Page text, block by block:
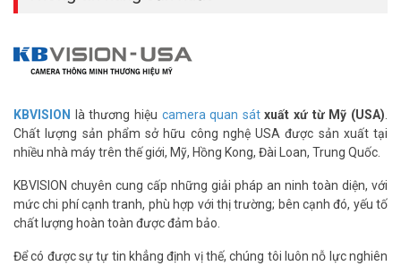
Để cập nhật thông tin giá thiết bị lưu trữ KBVISION mới nhất, quý
– (028) 3962 5555 – (024) 6256 1111 – (024) 3273 6666 để được
hỗ trợ tốt nhất.
– Facebook:https://www.facebook.com/vuhoangtelecom/
– Youtube: https://www.youtube.com/c/VuhoangTVChannel
– Website:https://vuhoangtelecom.vn/
KBVISION là thương hiệu camera quan sát xuất xứ từ Mỹ (USA)
Chất lượng sản phẩm sở hữu công nghệ USA được sản xuất tại
nhiều nhà máy trên thế giới, Mỹ, Hồng Kong, Đài Loan, Trung Quốc.
KBVISION chuyên cung cấp những giải pháp an ninh toàn diện, với
mức chi phí cạnh tranh, phù hợp với thị trường; bên cạnh đó, yếu tố
chất lượng hoàn toàn được đảm bảo.
Để có được sự tự tin khẳng định vị thế, chúng tôi luôn nỗ lực nghiên